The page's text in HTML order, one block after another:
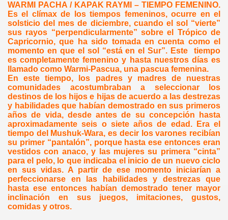
WARMI PACHA / KAPAK RAYMI – TIEMPO FEMENINO.
Es el clímax de los tiempos femeninos, ocurre en el
solsticio del mes de diciembre, cuando el sol “vierte”
sus rayos “perpendicularmente” sobre el Trópico de
Capricornio, que ha sido tomada en cuenta como el
momento en que el sol “está en el Sur”. Este
tiempo
es completamente femenino y hasta nuestros días es
llamado como Warmi-Pascua, una pascua femenina.
En este tiempo, los padres y madres de nuestras
comunidades acostumbraban a seleccionar los
destinos de los hijos e hijas de acuerdo a las destrezas
y habilidades que habían demostrado en sus primeros
años de vida, desde antes de su concepción hasta
aproximadamente seis o siete años de edad. Era el
tiempo del Mushuk-Wara, es decir los varones recibían
su primer “pantalón”, porque hasta ese entonces eran
vestidos con anaco, y las mujeres su primera “cinta”
para el pelo, lo que indicaba el inicio de un nuevo ciclo
en sus vidas. A partir de ese momento iniciarían a
perfeccionarse en las habilidades y destrezas que
hasta ese entonces habían demostrado tener mayor
inclinación en sus juegos, imitaciones, gustos,
comidas y otros.